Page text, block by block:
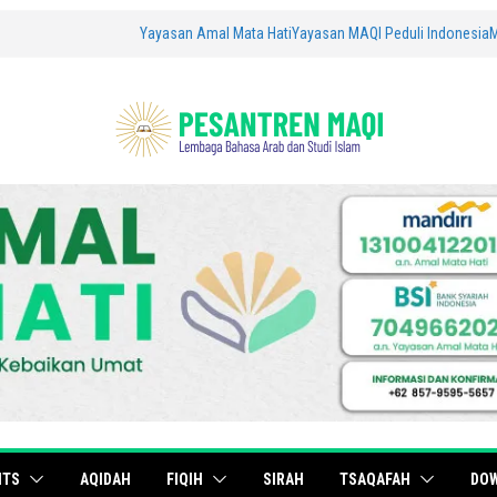
Yayasan Amal Mata HatiYayasan MAQI Peduli Indonesia
AQIDAH FIQIH SIRAH TSAQAFAH